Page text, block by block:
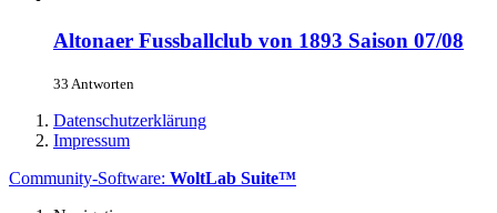
Altonaer Fussballclub von 1893 Saison 07/08
33 Antworten
Datenschutzerklärung
Impressum
Community-Software: WoltLab Suite™